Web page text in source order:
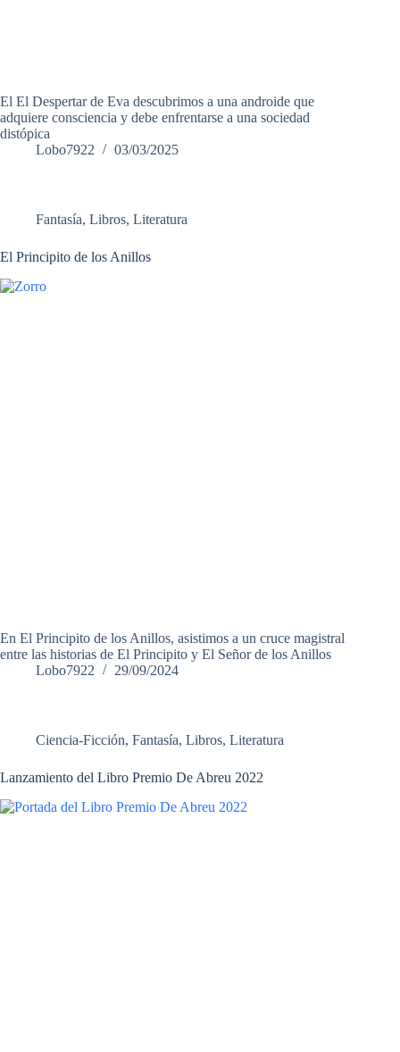
El El Despertar de Eva descubrimos a una androide que
adquiere consciencia y debe enfrentarse a una sociedad
distópica
Lobo7922
03/03/2025
Fantasía, Libros, Literatura
El Principito de los Anillos
En El Principito de los Anillos, asistimos a un cruce magistral
entre las historias de El Principito y El Señor de los Anillos
Lobo7922
29/09/2024
Ciencia-Ficción, Fantasía, Libros, Literatura
Lanzamiento del Libro Premio De Abreu 2022